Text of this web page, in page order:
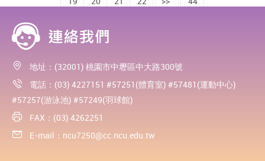
地址：(32001) 桃園市中壢區中大路300號
電話：(03) 4227151 #57251(體育室) #57481(運動中心)
#57257(游泳池) #57249(羽球館)
FAX：(03) 4262251
E-mail： ncu7250@cc.ncu.edu.tw